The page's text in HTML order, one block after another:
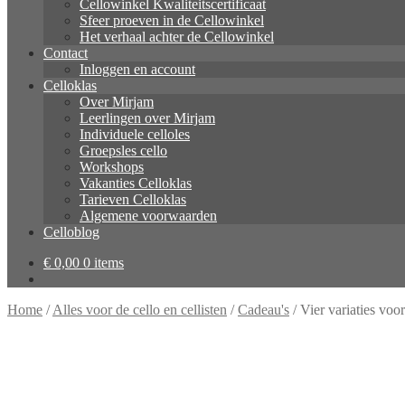
Cellowinkel Kwaliteitscertificaat
Sfeer proeven in de Cellowinkel
Het verhaal achter de Cellowinkel
Contact
Inloggen en account
Celloklas
Over Mirjam
Leerlingen over Mirjam
Individuele celloles
Groepsles cello
Workshops
Vakanties Celloklas
Tarieven Celloklas
Algemene voorwaarden
Celloblog
€ 0,00 0 items
Home /Alles voor de cello en cellisten /Cadeau's /Vier variaties